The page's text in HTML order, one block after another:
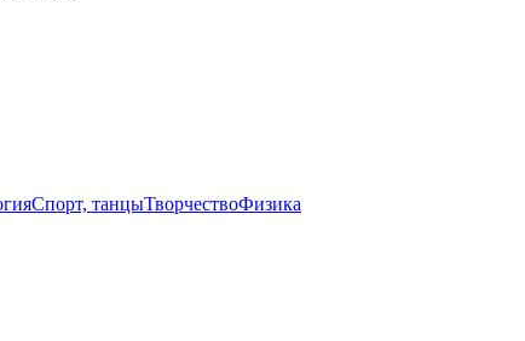
Спорт, танцыТворчествоФизика